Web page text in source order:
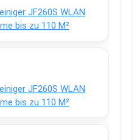
JF260S WLAN
bis zu 110 M²
JF260S WLAN
bis zu 110 M²